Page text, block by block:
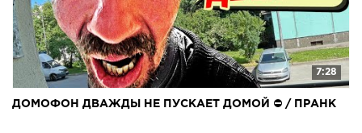
7:28
ДОМОФОН ДВАЖДЫ НЕ ПУСКАЕТ ДОМОЙ ⛔ / ПРАНК